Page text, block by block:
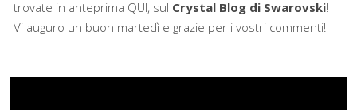
trovate in anteprima QUI, sul Crystal Blog di Swarovski!
Vi auguro un buon martedì e grazie per i vostri commenti!